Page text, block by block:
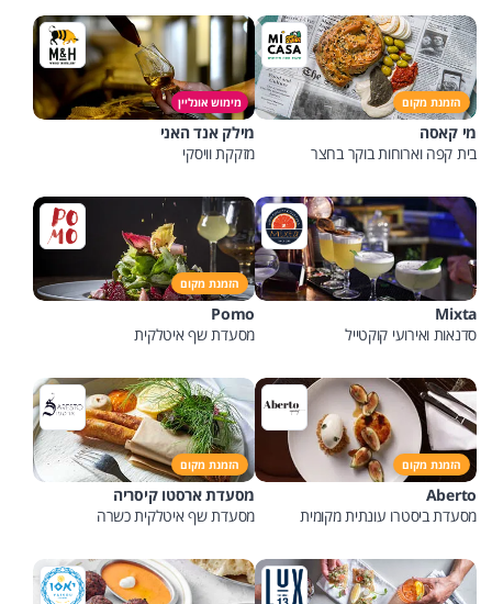
הזמנת מקום
מי קאסה
בית קפה וארוחות בוקר בחצר
מימוש אונליין
מילק אנד האני
מזקקת וויסקי
Mixta
סדנאות ואירועי קוקטייל
הזמנת מקום
Pomo
מסעדת שף איטלקית
הזמנת מקום
Aberto
מסעדת ביסטרו עונתית מקומית
הזמנת מקום
מסעדת ארסטו קיסריה
מסעדת שף איטלקית כשרה